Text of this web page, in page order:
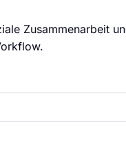
Zusammenarbeit